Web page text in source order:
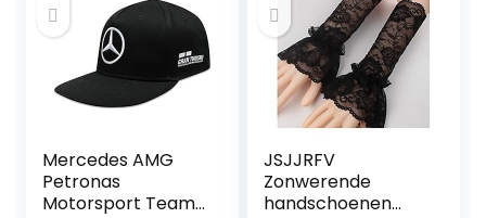
Mercedes AMG
Petronas
Motorsport Team
JSJJRFV
Zonwerende
handschoenen